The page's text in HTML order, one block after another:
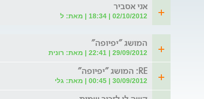
אני אסביר
02/10/2012 | 18:34 | מאת: ל
המושג "יפיופה"
29/09/2012 | 22:41 | מאת: רונית
RE: המושג "יפיופה"
30/09/2012 | 00:45 | מאת: גלי